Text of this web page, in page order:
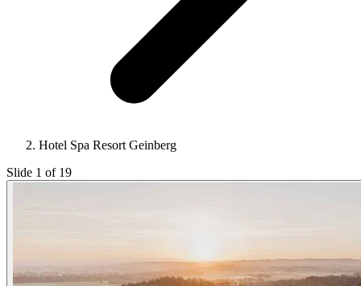
Hotel Spa Resort Geinberg
Slide 1 of 19